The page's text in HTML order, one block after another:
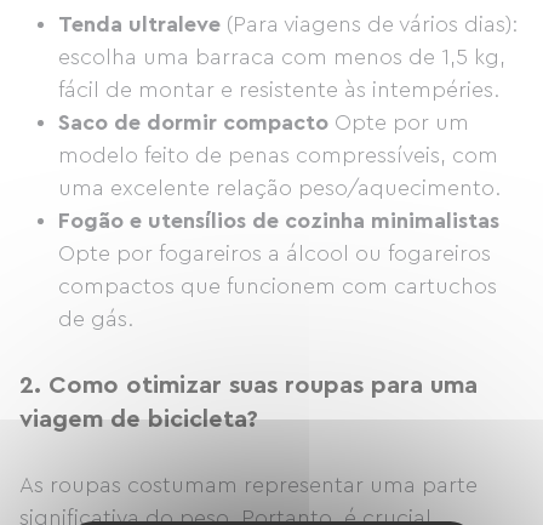
Tenda ultraleve (Para viagens de vários dias):
escolha uma barraca com menos de 1,5 kg,
fácil de montar e resistente às intempéries.
Saco de dormir compacto Opte por um
modelo feito de penas compressíveis, com
uma excelente relação peso/aquecimento.
Fogão e utensílios de cozinha minimalistas
Opte por fogareiros a álcool ou fogareiros
compactos que funcionem com cartuchos
de gás.
2. Como otimizar suas roupas para uma
viagem de bicicleta?
As roupas costumam representar uma parte
significativa do peso. Portanto, é crucial